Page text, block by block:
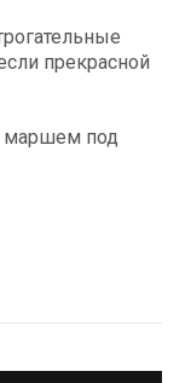
прекрасной
маршем под